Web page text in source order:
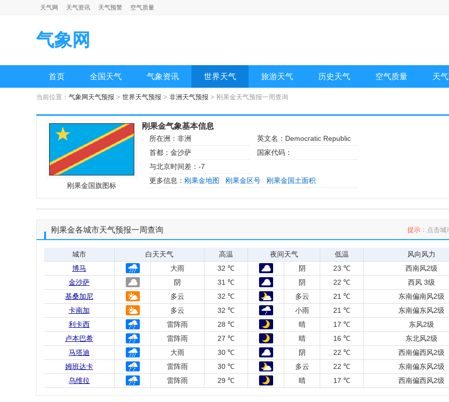
天气网 天气资讯 天气预警 空气质量
气象网
首页 全国天气 气象资讯 世界天气 旅游天气 历史天气 空气质量 天
当前位置： 气象网天气预报 > 世界天气预报 > 非洲天气预报 > 刚果金天气预报一周查询
刚果金国旗图标
刚果金气象基本信息
所在洲：非洲
英文名：Democratic Republic
首都：金沙萨
国家代码：
与北京时间差：-7
更多信息： 刚果金地图 刚果金区号 刚果金国土面积
刚果金各城市天气预报一周查询 提示： 点击城
城市 白天天气 高温 夜间天气 低温
风向风力
博马
大雨 32 ℃ 阴 23 ℃
西南风2级
金沙萨
阴 31 ℃ 阴 22 ℃
西风 3级
基桑加尼
多云 32 ℃ 多云 21 ℃
东南偏南风2级
卡南加
多云 32 ℃ 小雨 21 ℃
东南偏东风2级
利卡西
雷阵雨 28 ℃ 晴 17 ℃
东风2级
卢本巴希
雷阵雨 27 ℃ 晴 16 ℃
东北风2级
马塔迪
大雨 30 ℃ 阴 22 ℃
西南偏西风2级
姆班达卡
雷阵雨 30 ℃ 多云 22 ℃
东南偏东风2级
乌维拉
雷阵雨 29 ℃ 晴 17 ℃ 西南偏西风2级